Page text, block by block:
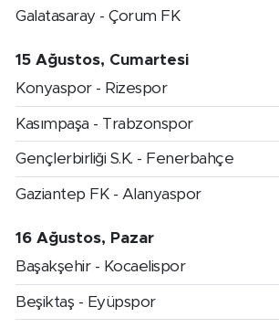
Galatasaray - Çorum FK
15 Ağustos, Cumartesi
Konyaspor - Rizespor
Kasımpaşa - Trabzonspor
Gençlerbirliği S.K. - Fenerbahçe
Gaziantep FK - Alanyaspor
16 Ağustos, Pazar
Başakşehir - Kocaelispor
Beşiktaş - Eyüpspor